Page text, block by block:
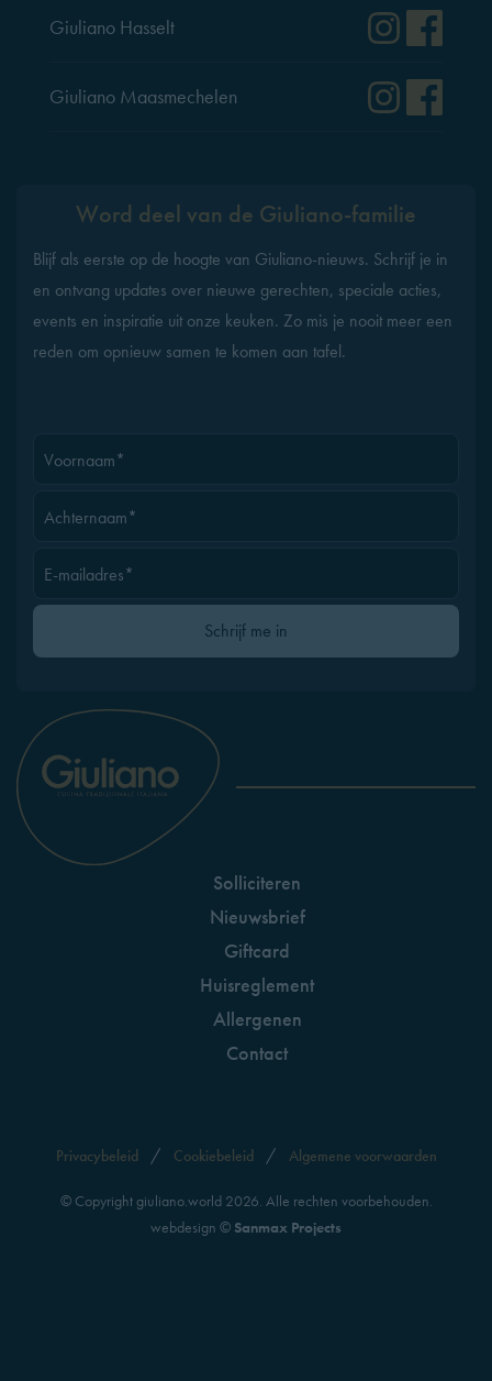
Giuliano Hasselt
Giuliano Maasmechelen
Word deel van de Giuliano-familie
Blijf als eerste op de hoogte van Giuliano-nieuws. Schrijf je in
en ontvang updates over nieuwe gerechten, speciale acties,
events en inspiratie uit onze keuken. Zo mis je nooit meer een
reden om opnieuw samen te komen aan tafel.
Voornaam*
Achternaam*
E-mailadres*
Gelieve dit veld leeg te latenSchrijf me in
Solliciteren
Nieuwsbrief
Giftcard
Huisreglement
Allergenen
Contact
Privacybeleid Cookiebeleid Algemene voorwaarden
© Copyright giuliano.world 2026. Alle rechten voorbehouden.
webdesign © Sanmax Projects